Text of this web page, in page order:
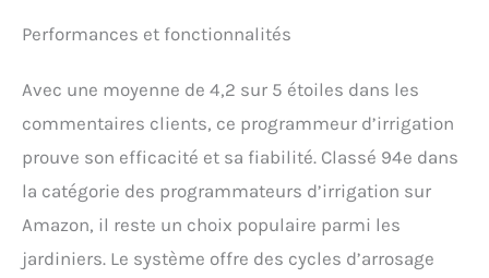
Performances et fonctionnalités
Avec une moyenne de 4,2 sur 5 étoiles dans les
commentaires clients, ce programmeur d’irrigation
prouve son efficacité et sa fiabilité. Classé 94e dans
la catégorie des programmateurs d’irrigation sur
Amazon, il reste un choix populaire parmi les
jardiniers. Le système offre des cycles d’arrosage